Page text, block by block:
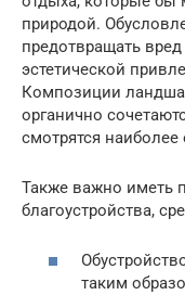
природой.
предотвращать
эстетической
Композиции
органично
смотрятся наиболее
Также важно иметь
благоустройства,
таким